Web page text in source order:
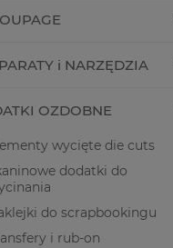
i NARZĘDZIA
OZDOBNE
wycięte die cuts
dodatki do
do scrapbookingu
i rub-on